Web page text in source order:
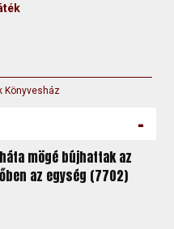
Könyvesház
-
mögé bújhattak az
az egység (7702)